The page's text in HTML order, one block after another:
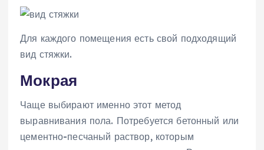
Для каждого помещения есть свой подходящий
вид стяжки.
Мокрая
Чаще выбирают именно этот метод
выравнивания пола. Потребуется бетонный или
цементно-песчаный раствор, которым